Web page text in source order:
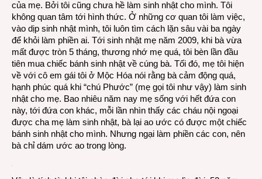
của mẹ. Bởi tôi cũng chưa hề làm sinh nhật cho mình. Tôi
không quan tâm tới hình thức. Ở những cơ quan tôi làm việc,
vào dịp sinh nhật mình, tôi luôn tìm cách lặn sâu vài ba ngày
để khỏi làm phiền ai. Tới sinh nhật mẹ năm 2009, khi bà vừa
mất được tròn 5 tháng, thương nhớ mẹ quá, tôi bèn lần đầu
tiên mua chiếc bánh sinh nhật về cúng bà. Tối đó, mẹ tôi hiện
về với cô em gái tôi ở Mộc Hóa nói rằng bà cảm động quá,
hạnh phúc quá khi “chú Phước” (mẹ gọi tôi như vậy) làm sinh
nhật cho mẹ. Bao nhiêu năm nay mẹ sống với hết đứa con
này, tới đứa con khác, mỗi lần nhìn thấy các cháu nội ngoại
được cha mẹ làm sinh nhật, bà lại ao ước có được một chiếc
bánh sinh nhật cho mình. Nhưng ngại làm phiền các con, nên
bà chỉ dám ước ao trong lòng.